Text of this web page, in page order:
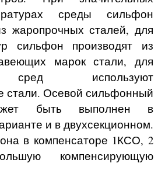
среды сильфон
жаропрочных сталей, для
сильфон производят из
марок стали, для
сред используют
стали. Осевой сильфонный
быть выполнен в
и в двухсекционном.
в компенсаторе 1КСО, 2
компенсирующую